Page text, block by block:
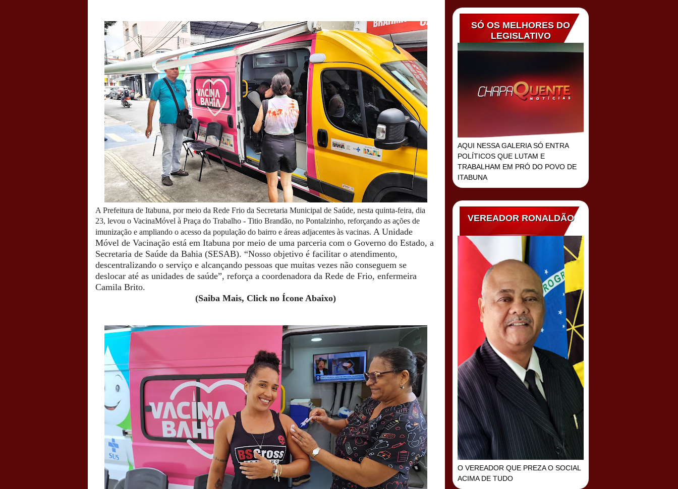
A Prefeitura de Itabuna, por meio da Rede Frio da Secretaria Municipal de Saúde, nesta quinta-feira, dia
23, levou o VacinaMóvel à Praça do Trabalho - Titio Brandão, no Pontalzinho, reforçando as ações de
imunização e ampliando o acesso da população do bairro e áreas adjacentes às vacinas. A Unidade
Móvel de Vacinação está em Itabuna por meio de uma parceria com o Governo do Estado, a
Secretaria de Saúde da Bahia (SESAB). “Nosso objetivo é facilitar o atendimento,
descentralizando o serviço e alcançando pessoas que muitas vezes não conseguem se
deslocar até as unidades de saúde”, reforça a coordenadora da Rede de Frio, enfermeira
Camila Brito.
(Saiba Mais, Click no Ícone Abaixo)
SÓ OS MELHORES DO
LEGISLATIVO
AQUI NESSA GALERIA SÓ ENTRA
POLÍTICOS QUE LUTAM E
TRABALHAM EM PRÓ DO POVO DE
ITABUNA
VEREADOR RONALDÃO
O VEREADOR QUE PREZA O SOCIAL
ACIMA DE TUDO